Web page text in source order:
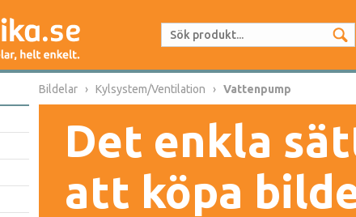
Bildelar Kylsystem/Ventilation Vattenpump
Det enkla
att köpa